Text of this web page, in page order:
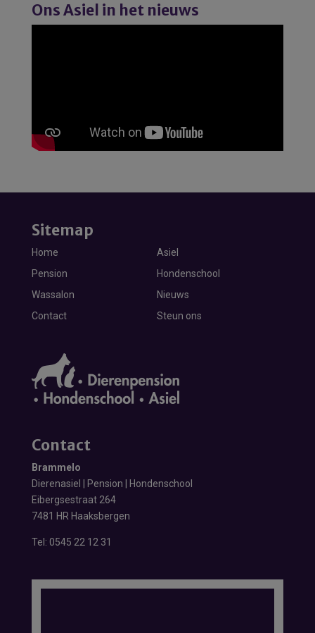
Ons Asiel in het nieuws
Sitemap
Home
Asiel
Pension
Hondenschool
Wassalon
Nieuws
Contact
Steun ons
Contact
Brammelo
Dierenasiel | Pension | Hondenschool
Eibergsestraat 264
7481 HR Haaksbergen
Tel: 0545 22 12 31